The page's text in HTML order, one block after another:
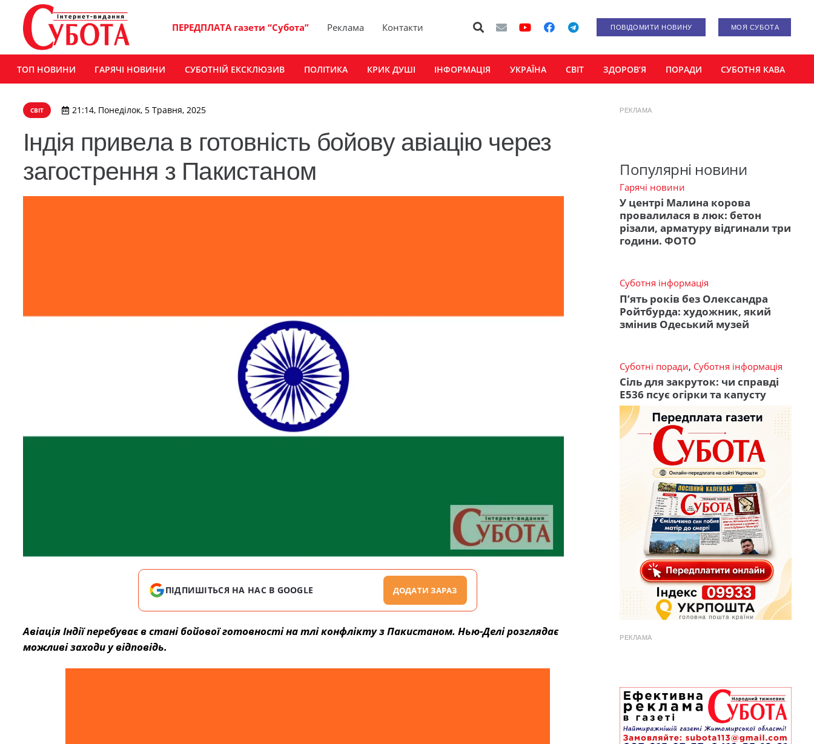
ПЕРЕДПЛАТА газети “Субота” Реклама Контакти ПОВІДОМИТИ НОВИНУ МОЯ СУБОТА
ТОП НОВИНИ ГАРЯЧІ НОВИНИ СУБОТНІЙ ЕКСКЛЮЗИВ ПОЛІТИКА КРИК ДУШІ ІНФОРМАЦІЯ УКРАЇНА СВІТ ЗДОРОВ’Я ПОРАДИ СУБОТНЯ КАВА
СВІТ 21:14, Понеділок, 5 Травня, 2025
Індія привела в готовність бойову авіацію через
загострення з Пакистаном
ПІДПИШІТЬСЯ НА НАС В GOOGLE ДОДАТИ ЗАРАЗ
Авіація Індії перебуває в стані бойової готовності на тлі конфлікту з Пакистаном. Нью-Делі розглядає
можливі заходи у відповідь.
РЕКЛАМА
Популярні новини
Гарячі новини
У центрі Малина корова
провалилася в люк: бетон
різали, арматуру відгинали три
години. ФОТО
Суботня інформація
П’ять років без Олександра
Ройтбурда: художник, який
змінив Одеський музей
Суботні поради, Суботня інформація
Сіль для закруток: чи справді
Е536 псує огірки та капусту
РЕКЛАМА